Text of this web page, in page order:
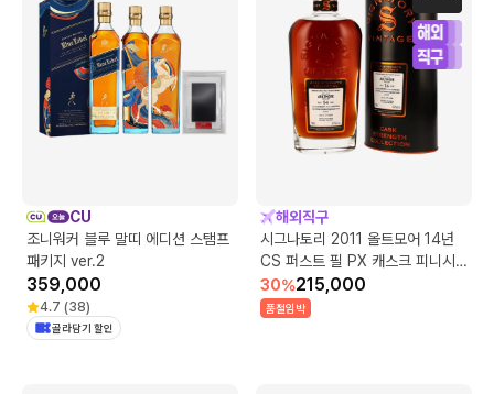
CU
조니워커 블루 말띠 에디션 스탬프
패키지 ver.2
359,000
4.7 (38)
골라담기 할인
해외직구
시그나토리 2011 올트모어 14년
CS 퍼스트 필 PX 캐스크 피니시
#1
30%215,000
품절임박